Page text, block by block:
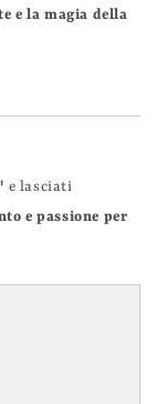
e la magia della
e lasciati
e passione per